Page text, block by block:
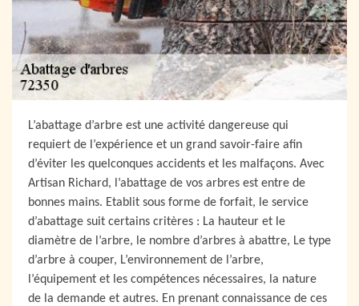
L’abattage d’arbre est une activité dangereuse qui
requiert de l’expérience et un grand savoir-faire afin
d’éviter les quelconques accidents et les malfaçons. Avec
Artisan Richard, l’abattage de vos arbres est entre de
bonnes mains. Etablit sous forme de forfait, le service
d’abattage suit certains critères : La hauteur et le
diamètre de l’arbre, le nombre d’arbres à abattre, Le type
d’arbre à couper, L’environnement de l’arbre,
l’équipement et les compétences nécessaires, la nature
de la demande et autres. En prenant connaissance de ces